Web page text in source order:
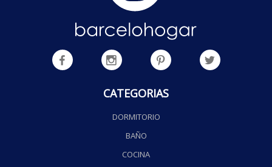
CATEGORIAS
DORMITORIO
BAÑO
COCINA